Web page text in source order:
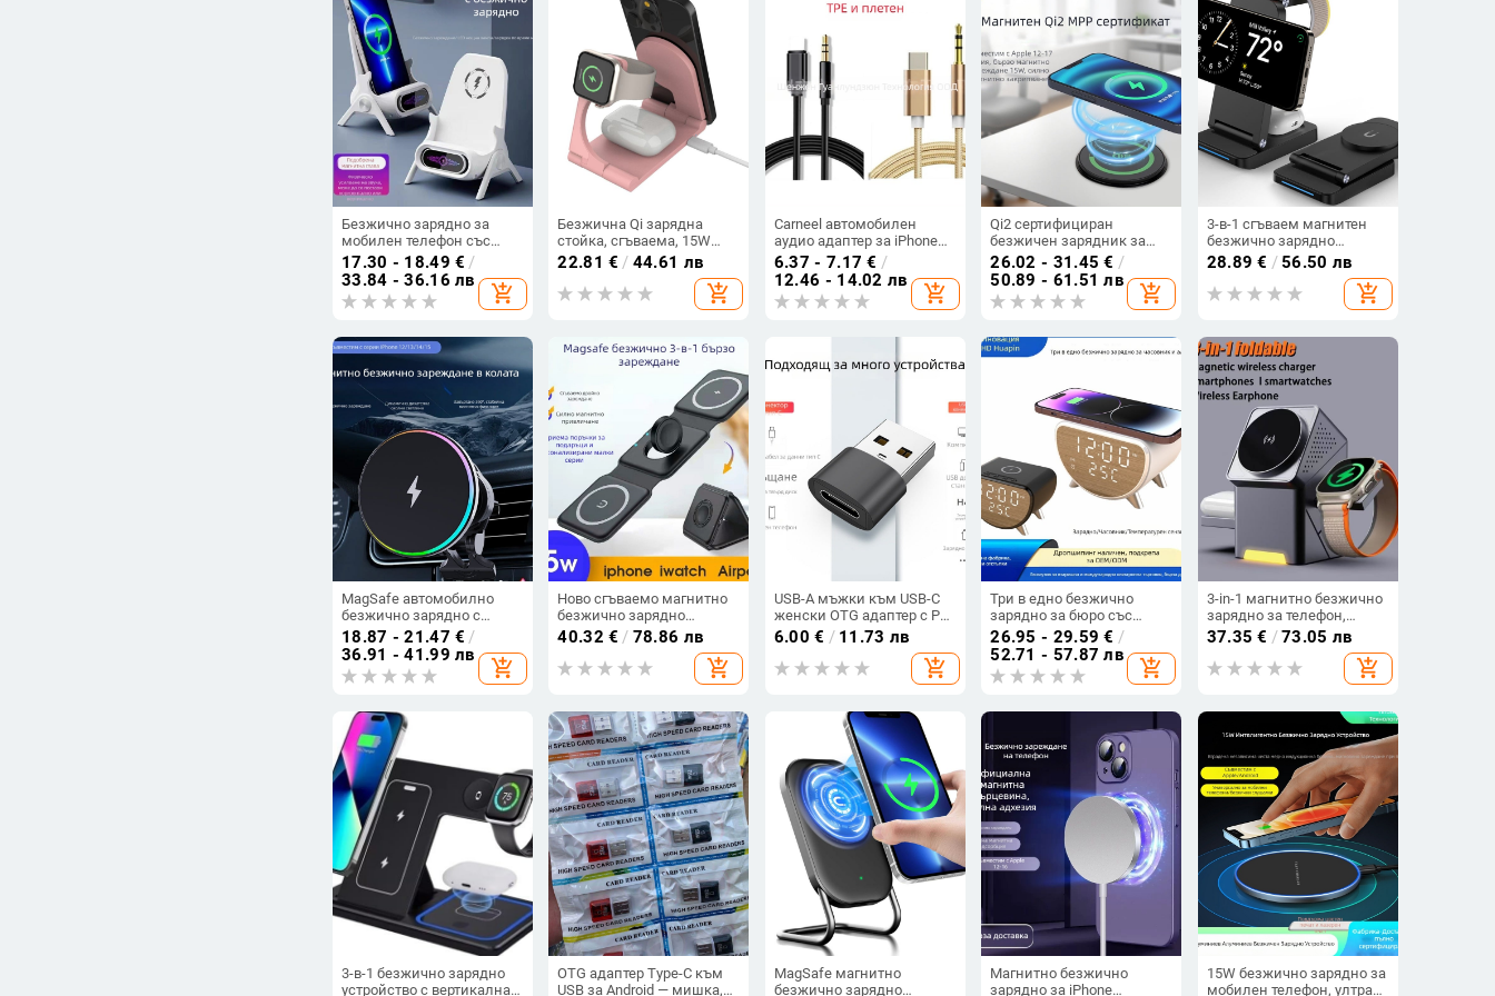
Безжично зарядно за
мобилен телефон със
стойка за настолен
монтаж за хоризонтално
или вертикално ползване,
QC3.0, 2 A, 15 W, Бързо
17.30 - 18.49 € /
33.84 - 36.16 лв
add_shopping_cart
Безжична Qi зарядна
стойка, сгъваема, 15W
обща мощност, 9V изход,
съвместима с iPhone,
AirPods и Apple Watch
22.81 € / 44.61 лв
add_shopping_cart
Carneel автомобилен
аудио адаптер за iPhone
13: Lightning към 3,5 мм
жак, модел Apple 7 type-C
6.37 - 7.17 € /
12.46 - 14.02 лв
add_shopping_cart
Qi2 сертифициран
безжичен зарядник за
бюро със скрит дизайн -
15W, USB-PD, бързо
зареждане, магнитно
подравняване
26.02 - 31.45 € /
50.89 - 61.51 лв
add_shopping_cart
3-в-1 сгъваем магнитен
безжично зарядно
устройство за iPhone,
AirPods и Apple Watch —
20W макс. изход, 2A, QC
28.89 € /56.50 лв
add_shopping_cart
MagSafe автомобилно
безжично зарядно с
кръгла форма и RGB
осветление – 15W, QC3.0,
магнитно зареждане за
iPhone
18.87 - 21.47 € /
36.91 - 41.99 лв
add_shopping_cart
Ново сгъваемо магнитно
безжично зарядно
устройство MagSafe три в
едно за Apple 12-14
мобилен телефон,
слушалки и часовник
40.32 € / 78.86 лв
add_shopping_cart
USB-A мъжки към USB-C
женски OTG адаптер с PD
бързо зареждане и
пренос на данни
6.00 € / 11.73 лв
add_shopping_cart
Три в едно безжично
зарядно за бюро със
будилник и термометър,
15W бързо зареждане, 2A
изход, 18W обща мощност
за iPhone
26.95 - 29.59 € /
52.71 - 57.87 лв
add_shopping_cart
3-in-1 магнитно безжично
зарядно за телефон,
слушалки и смарт
часовник - 15W
максимум, QC4.0, PD
37.35 € /73.05 лв
add_shopping_cart
3-в-1 безжично зарядно
устройство с вертикална
OTG адаптер Type-C към
USB за Android — мишка,
MagSafe магнитно
безжично зарядно
Магнитно безжично
зарядно за iPhone
15W безжично зарядно за
мобилен телефон, ултра